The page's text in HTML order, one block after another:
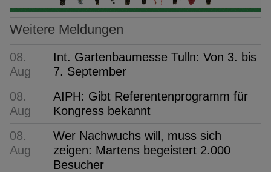
Weitere Meldungen
08.
Aug
Int. Gartenbaumesse Tulln: Von 3. bis
7. September
08.
Aug
AIPH: Gibt Referentenprogramm für
Kongress bekannt
08.
Aug
Wer Nachwuchs will, muss sich
zeigen: Martens begeistert 2.000
Besucher